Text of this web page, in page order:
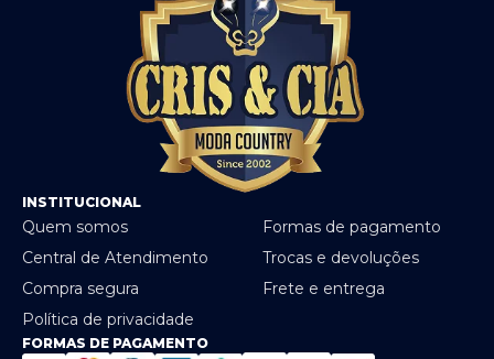
INSTITUCIONAL
Quem somos
Formas de pagamento
Central de Atendimento
Trocas e devoluções
Compra segura
Frete e entrega
Política de privacidade
FORMAS DE PAGAMENTO